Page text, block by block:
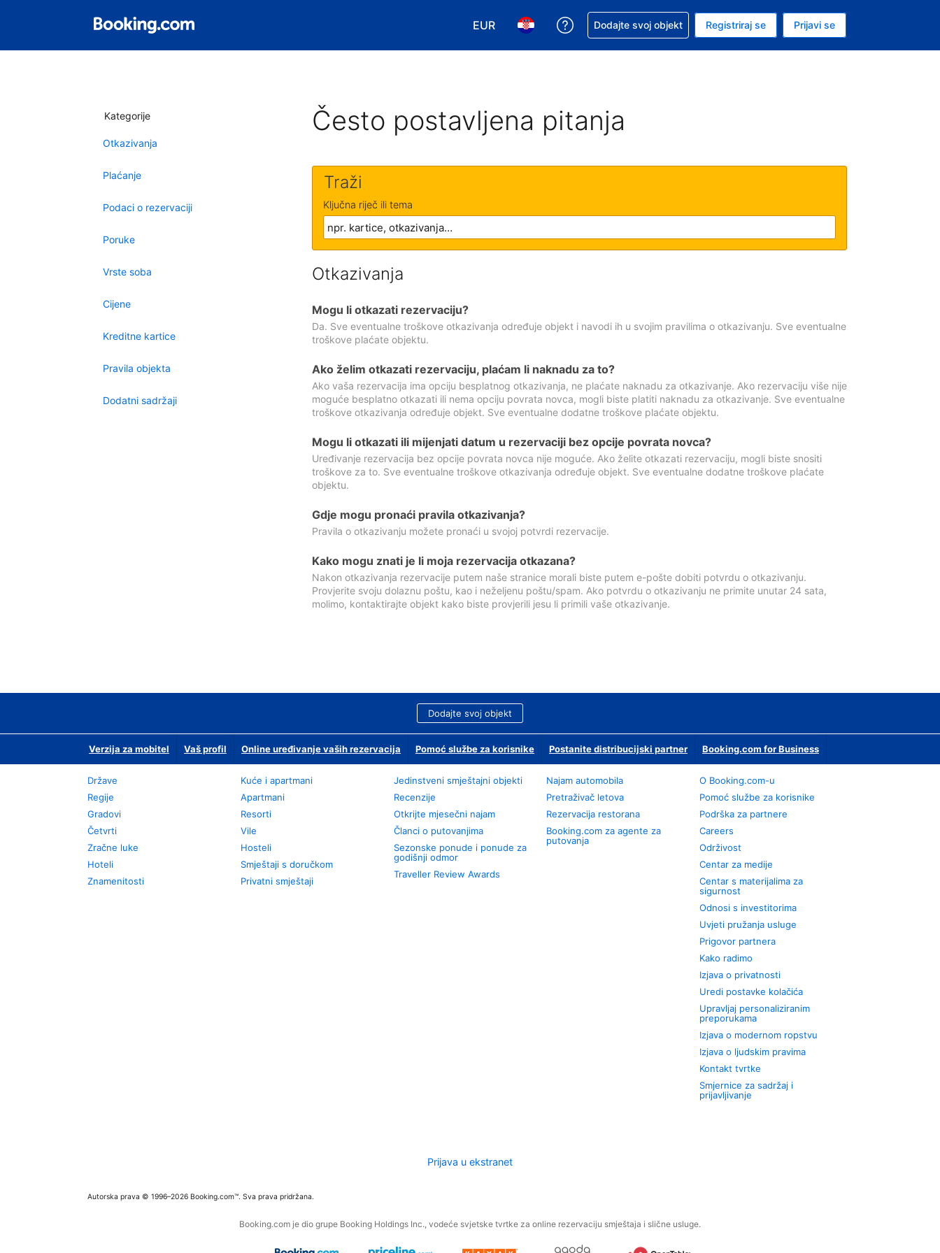
EUR
Odaberite valutu. Vaša je trenutačna valuta EUR
Odaberite svoj jezik. Vaš je trenutačni jezik Hrvatskom
Zatražite pomoć sa svojom rezervacijom
Dodajte svoj objekt Registriraj se Prijavi se
Kategorije
Otkazivanja
Plaćanje
Podaci o rezervaciji
Poruke
Vrste soba
Cijene
Kreditne kartice
Pravila objekta
Dodatni sadržaji
Često postavljena pitanja
Traži
Ključna riječ ili tema
Otkazivanja
Mogu li otkazati rezervaciju?
Da. Sve eventualne troškove otkazivanja određuje objekt i navodi ih u svojim pravilima o otkazivanju. Sve eventualne
troškove plaćate objektu.
Ako želim otkazati rezervaciju, plaćam li naknadu za to?
Ako vaša rezervacija ima opciju besplatnog otkazivanja, ne plaćate naknadu za otkazivanje. Ako rezervaciju više nije
moguće besplatno otkazati ili nema opciju povrata novca, mogli biste platiti naknadu za otkazivanje. Sve eventualne
troškove otkazivanja određuje objekt. Sve eventualne dodatne troškove plaćate objektu.
Mogu li otkazati ili mijenjati datum u rezervaciji bez opcije povrata novca?
Uređivanje rezervacija bez opcije povrata novca nije moguće. Ako želite otkazati rezervaciju, mogli biste snositi
troškove za to. Sve eventualne troškove otkazivanja određuje objekt. Sve eventualne dodatne troškove plaćate
objektu.
Gdje mogu pronaći pravila otkazivanja?
Pravila o otkazivanju možete pronaći u svojoj potvrdi rezervacije.
Kako mogu znati je li moja rezervacija otkazana?
Nakon otkazivanja rezervacije putem naše stranice morali biste putem e-pošte dobiti potvrdu o otkazivanju.
Provjerite svoju dolaznu poštu, kao i neželjenu poštu/spam. Ako potvrdu o otkazivanju ne primite unutar 24 sata,
molimo, kontaktirajte objekt kako biste provjerili jesu li primili vaše otkazivanje.
Dodajte svoj objekt
Verzija za mobitel Vaš profil Online uređivanje vaših rezervacija Pomoć službe za korisnike Postanite distribucijski partner Booking.com for Business
Države
Regije
Gradovi
Četvrti
Zračne luke
Hoteli
Znamenitosti
Kuće i apartmani
Apartmani
Resorti
Vile
Hosteli
Smještaji s doručkom
Privatni smještaji
Jedinstveni smještajni objekti
Recenzije
Otkrijte mjesečni najam
Članci o putovanjima
Sezonske ponude i ponude za
godišnji odmor
Traveller Review Awards
Najam automobila
Pretraživač letova
Rezervacija restorana
Booking.com za agente za
putovanja
O Booking.com-u
Pomoć službe za korisnike
Podrška za partnere
Careers
Održivost
Centar za medije
Centar s materijalima za
sigurnost
Odnosi s investitorima
Uvjeti pružanja usluge
Prigovor partnera
Kako radimo
Izjava o privatnosti
Uredi postavke kolačića
Upravljaj personaliziranim
preporukama
Izjava o modernom ropstvu
Izjava o ljudskim pravima
Kontakt tvrtke
Smjernice za sadržaj i
prijavljivanje
Prijava u ekstranet
Autorska prava © 1996–2026 Booking.com™. Sva prava pridržana.
Booking.com je dio grupe Booking Holdings Inc., vodeće svjetske tvrtke za online rezervaciju smještaja i slične usluge.